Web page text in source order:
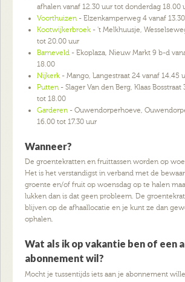
afhalen vanaf 12.30 uur tot donderdag 18.00
Voorthuizen - Elzenkamperweg 4 vanaf
Kootwijkerbroek - 't Melkhuusje,
tot 20.00 uur
Barneveld - Ekoplaza, Nieuw Markt 9 b-d
18.00
Nijkerk - Mango, Langestraat 24 vanaf 14.45
Putten - Slager Van den Berg, Klaas Bosstraat
tot 18.00
Garderen - Ouwendorperhoeve,
16.00 tot 17.30 uur
Wanneer?
De groentekratten en fruittassen worden op
Het is het verstandigst in verband met de
groente en/of fruit op woensdag op te halen
lukken dan is dat geen probleem. De
blijven op de afhaallocatie en je kunt ze dan
ophalen.
Wat als ik op vakantie ben of een
abonnement wil?
Mocht je tussentijds iets aan je abonnement